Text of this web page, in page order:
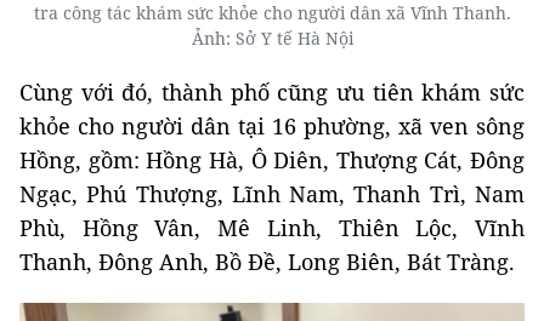
tra công tác khám sức khỏe cho người dân xã Vĩnh Thanh.
Ảnh: Sở Y tế Hà Nội
Cùng với đó, thành phố cũng ưu tiên khám sức
khỏe cho người dân tại 16 phường, xã ven sông
Hồng, gồm: Hồng Hà, Ô Diên, Thượng Cát, Đông
Ngạc, Phú Thượng, Lĩnh Nam, Thanh Trì, Nam
Phù, Hồng Vân, Mê Linh, Thiên Lộc, Vĩnh
Thanh, Đông Anh, Bồ Đề, Long Biên, Bát Tràng.